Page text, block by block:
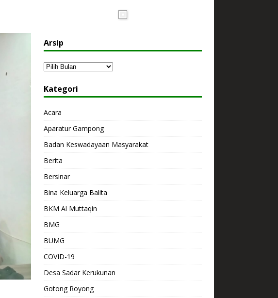
Arsip
Kategori
Acara
Aparatur Gampong
Badan Keswadayaan Masyarakat
Berita
Bersinar
Bina Keluarga Balita
BKM Al Muttaqin
BMG
BUMG
COVID-19
Desa Sadar Kerukunan
Gotong Royong